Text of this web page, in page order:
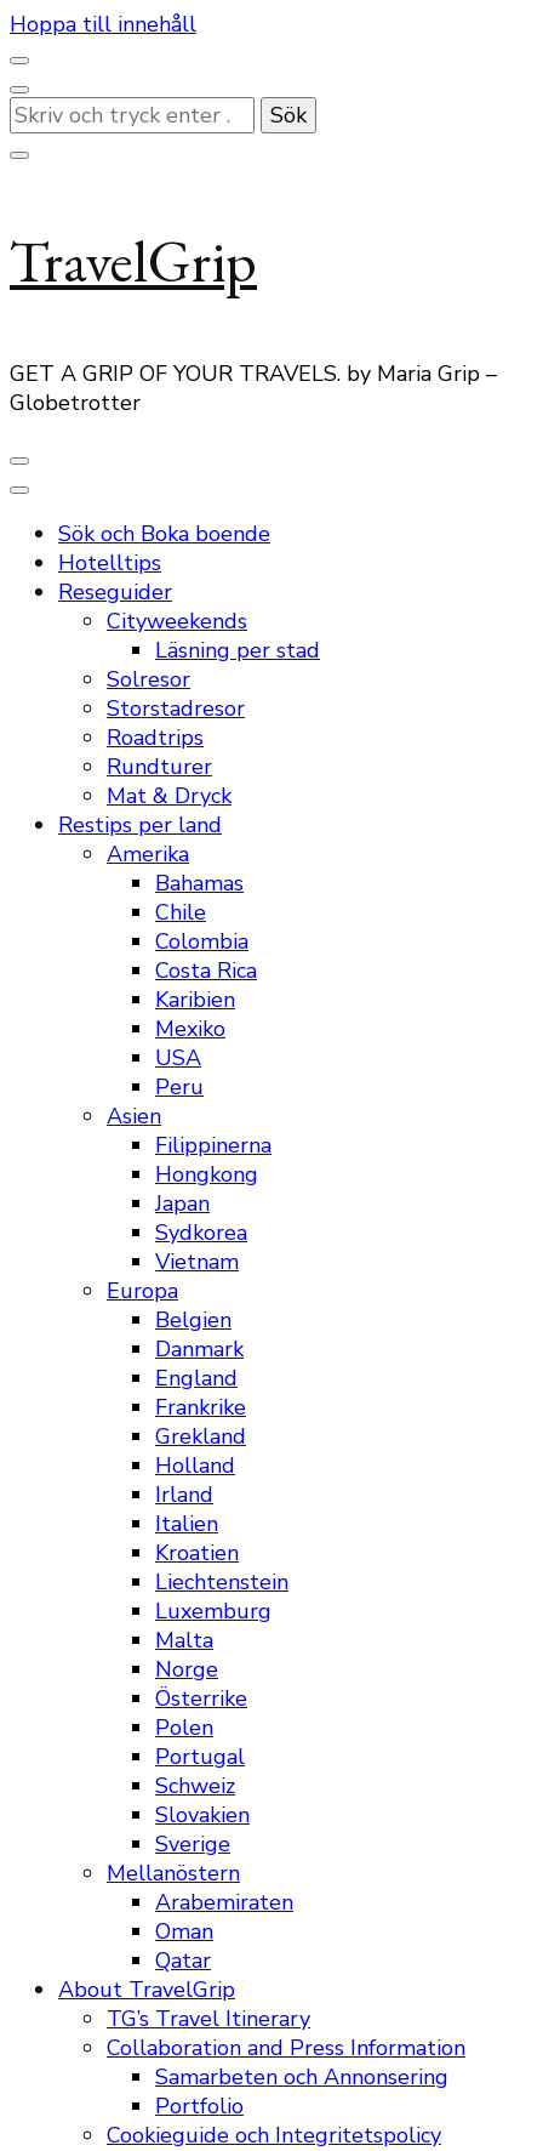
Hoppa till innehåll
Letar
du
efter
TravelGrip
GET A GRIP OF YOUR TRAVELS. by Maria Grip –
Globetrotter
Sök och Boka boende
Hotelltips
Reseguider
Cityweekends
Läsning per stad
Solresor
Storstadresor
Roadtrips
Rundturer
Mat & Dryck
Restips per land
Amerika
Bahamas
Chile
Colombia
Costa Rica
Karibien
Mexiko
USA
Peru
Asien
Filippinerna
Hongkong
Japan
Sydkorea
Vietnam
Europa
Belgien
Danmark
England
Frankrike
Grekland
Holland
Irland
Italien
Kroatien
Liechtenstein
Luxemburg
Malta
Norge
Österrike
Polen
Portugal
Schweiz
Slovakien
Sverige
Mellanöstern
Arabemiraten
Oman
Qatar
About TravelGrip
TG’s Travel Itinerary
Collaboration and Press Information
Samarbeten och Annonsering
Portfolio
Cookieguide och Integritetspolicy